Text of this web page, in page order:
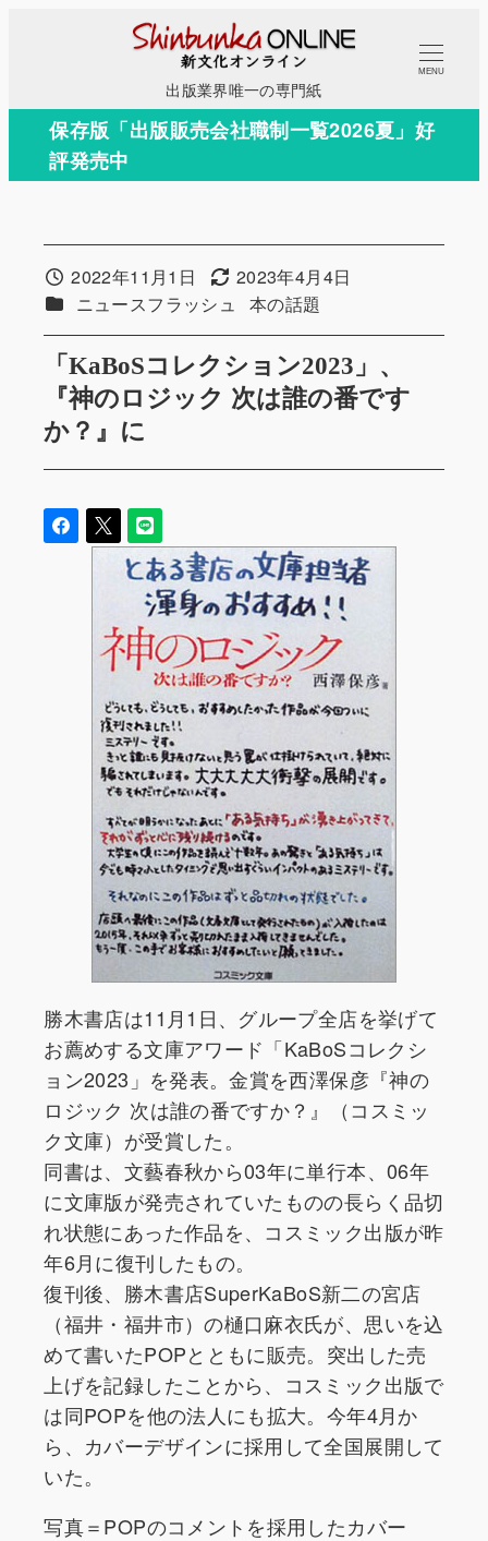
コ
テ
出版業界唯一の専門紙
MENU
保存版「出版販売会社職制一覧2026夏」好
評発売中
「KaBoSコレクション2023」、
『神のロジック 次は誰の番です
か？』に
投稿日2022年11月1日 更新日2023年4月4日
カテゴリー
ニュースフラッシュ カテゴリー
本の話題
勝木書店は11月1日、グループ全店を挙げて
お薦めする文庫アワード「KaBoSコレクシ
ョン2023」を発表。金賞を西澤保彦『神の
ロジック 次は誰の番ですか？』（コスミッ
ク文庫）が受賞した。
同書は、文藝春秋から03年に単行本、06年
に文庫版が発売されていたものの長らく品切
れ状態にあった作品を、コスミック出版が昨
年6月に復刊したもの。
復刊後、勝木書店SuperKaBoS新二の宮店
（福井・福井市）の樋口麻衣氏が、思いを込
めて書いたPOPとともに販売。突出した売
上げを記録したことから、コスミック出版で
は同POPを他の法人にも拡大。今年4月か
ら、カバーデザインに採用して全国展開して
いた。
写真＝POPのコメントを採用したカバー